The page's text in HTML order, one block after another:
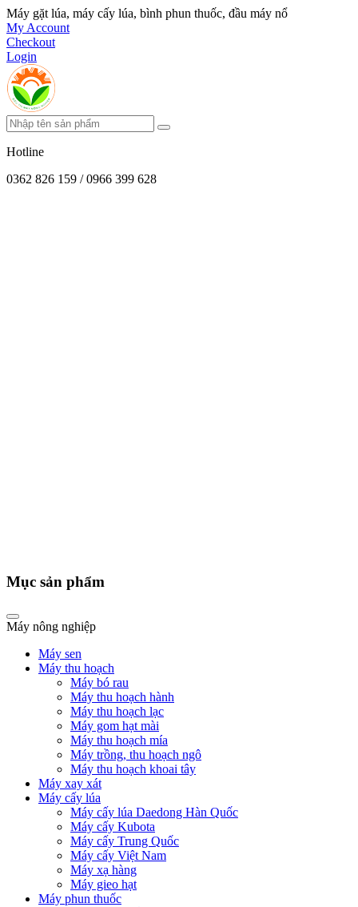
Máy gặt lúa, máy cấy lúa, bình phun thuốc, đầu máy nổ
My Account
Checkout
Login
Hotline
0362 826 159 / 0966 399 628
Mục sản phẩm
Máy nông nghiệp
Máy sen
Máy thu hoạch
Máy bó rau
Máy thu hoạch hành
Máy thu hoạch lạc
Máy gom hạt mài
Máy thu hoạch mía
Máy trồng, thu hoạch ngô
Máy thu hoạch khoai tây
Máy xay xát
Máy cấy lúa
Máy cấy lúa Daedong Hàn Quốc
Máy cấy Kubota
Máy cấy Trung Quốc
Máy cấy Việt Nam
Máy xạ hàng
Máy gieo hạt
Máy phun thuốc